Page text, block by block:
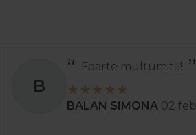
S
Recomand
Stanciu Aura Andreea